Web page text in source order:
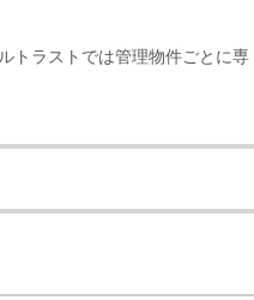
トラストでは管理物件ごとに専